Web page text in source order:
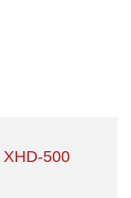
500